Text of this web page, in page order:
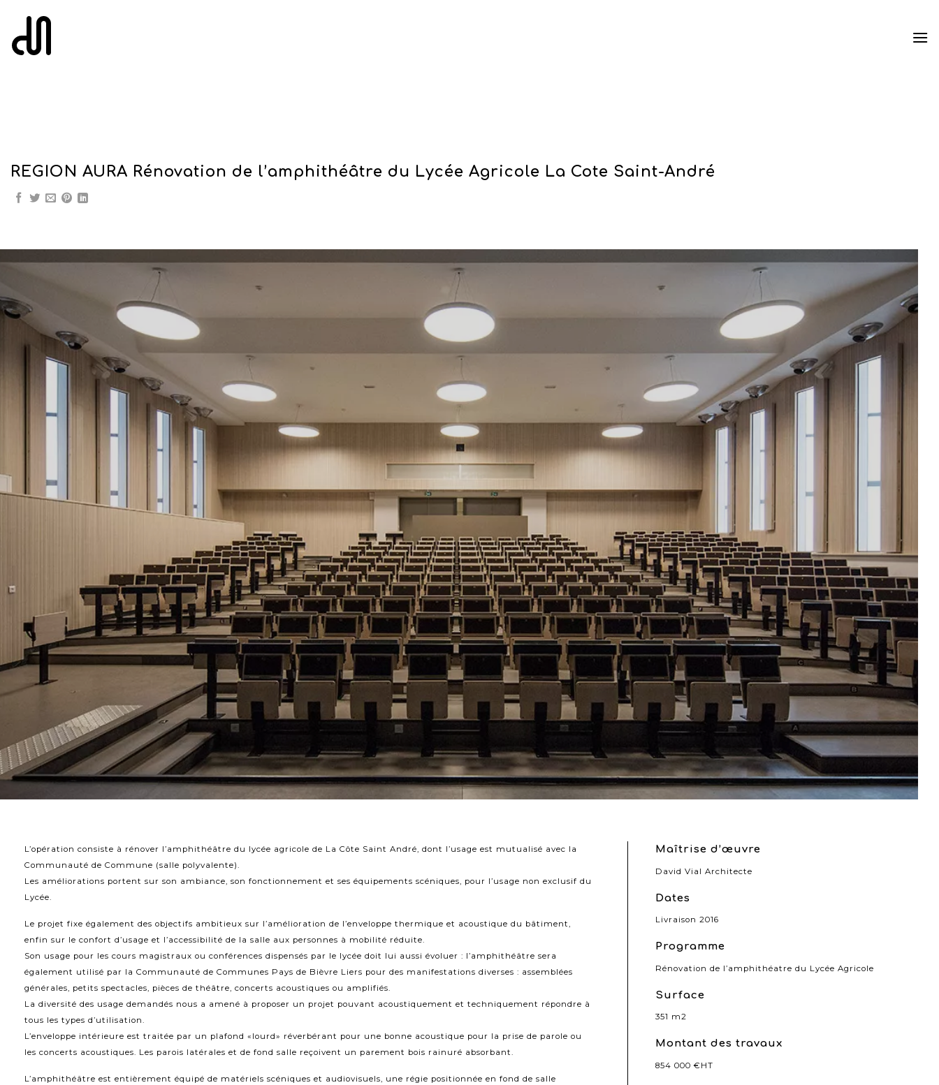
content
REGION AURA Rénovation de l’amphithéâtre du Lycée Agricole La Cote Saint-André
L’opération consiste à rénover l’amphithéâtre du lycée agricole de La Côte Saint André, dont l’usage est mutualisé avec la
Communauté de Commune (salle polyvalente).
Les améliorations portent sur son ambiance, son fonctionnement et ses équipements scéniques, pour l’usage non exclusif du
Lycée.
Le projet fixe également des objectifs ambitieux sur l’amélioration de l’enveloppe thermique et acoustique du bâtiment,
enfin sur le confort d’usage et l’accessibilité de la salle aux personnes à mobilité réduite.
Son usage pour les cours magistraux ou conférences dispensés par le lycée doit lui aussi évoluer : l’amphithéâtre sera
également utilisé par la Communauté de Communes Pays de Bièvre Liers pour des manifestations diverses : assemblées
générales, petits spectacles, pièces de théâtre, concerts acoustiques ou amplifiés.
La diversité des usage demandés nous a amené à proposer un projet pouvant acoustiquement et techniquement répondre à
tous les types d’utilisation.
L’enveloppe intérieure est traitée par un plafond «lourd» réverbérant pour une bonne acoustique pour la prise de parole ou
les concerts acoustiques. Les parois latérales et de fond salle reçoivent un parement bois rainuré absorbant.
L’amphithéâtre est entièrement équipé de matériels scéniques et audiovisuels, une régie positionnée en fond de salle
Maîtrise d’œuvre
David Vial Architecte
Dates
Livraison 2016
Programme
Rénovation de l’amphithéatre du Lycée Agricole
Surface
351 m2
Montant des travaux
854 000 €HT